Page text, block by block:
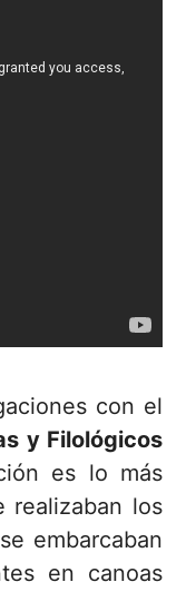
con el
y Filológicos
es lo más
realizaban los
embarcaban
en canoas